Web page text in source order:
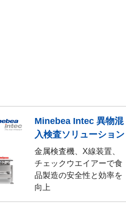
Minebea Intec 異物混
入検査ソリューション
金属検査機、X線装置、
チェックウエイアーで食
品製造の安全性と効率を
向上